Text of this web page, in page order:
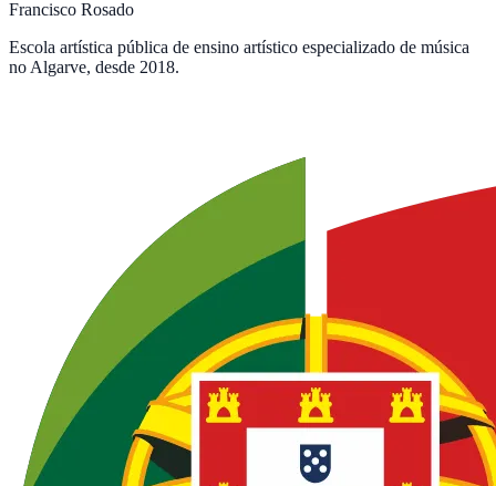
Francisco Rosado
Escola artística pública de ensino artístico especializado de música
no Algarve, desde 2018.